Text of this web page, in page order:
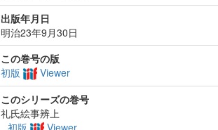
出版年月日
明治23年9月30日
この巻号の版
初版
Viewer
このシリーズの巻号
礼氏絵事辨上
初版
Viewer